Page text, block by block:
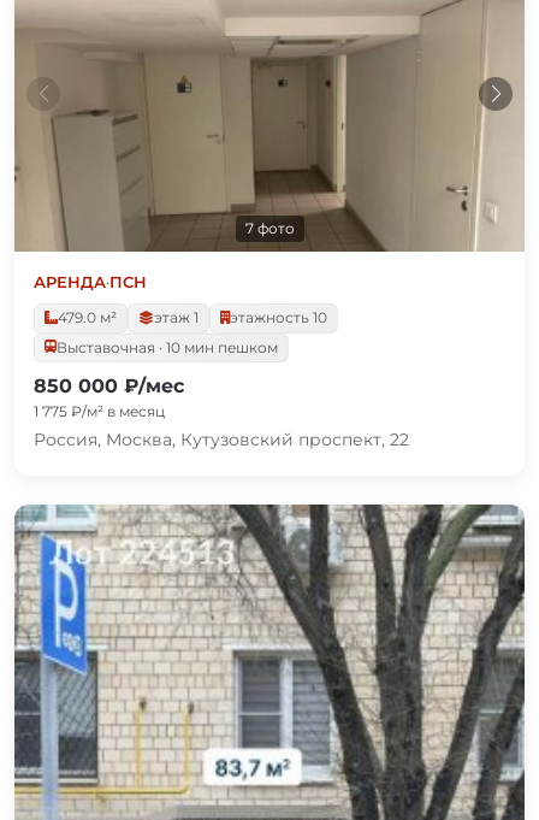
7 фото
АРЕНДА·ПСН
479.0 м²
этаж 1
этажность 10
Выставочная · 10 мин пешком
850 000 ₽/мес
1 775 ₽/м² в месяц
Россия, Москва, Кутузовский проспект, 22